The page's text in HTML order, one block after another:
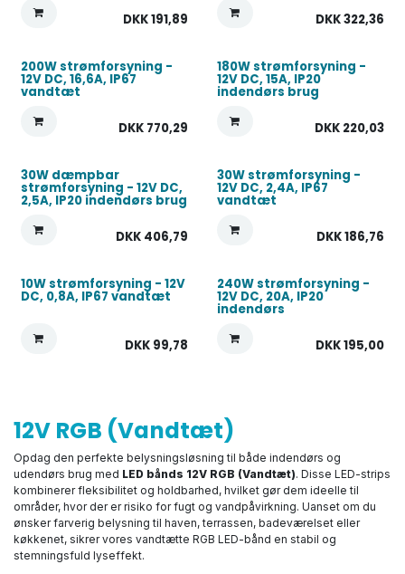
DKK191,89 DKK322,36
200W strømforsyning -
12V DC, 16,6A, IP67
vandtæt
DKK 770,29
180W strømforsyning -
12V DC, 15A, IP20
indendørs brug
DKK 220,03
30W dæmpbar
strømforsyning - 12V DC,
2,5A, IP20 indendørs brug
DKK 406,79
30W strømforsyning -
12V DC, 2,4A, IP67
vandtæt
DKK186,76
10W strømforsyning - 12V
DC, 0,8A, IP67 vandtæt
DKK 99,78
240W strømforsyning -
12V DC, 20A, IP20
indendørs
DKK195,00
12V RGB (Vandtæt)
Opdag den perfekte belysningsløsning til både indendørs og
udendørs brug med LED bånds 12V RGB (Vandtæt). Disse LED-strips
kombinerer fleksibilitet og holdbarhed, hvilket gør dem ideelle til
områder, hvor der er risiko for fugt og vandpåvirkning. Uanset om du
ønsker farverig belysning til haven, terrassen, badeværelset eller
køkkenet, sikrer vores vandtætte RGB LED-bånd en stabil og
stemningsfuld lyseffekt.